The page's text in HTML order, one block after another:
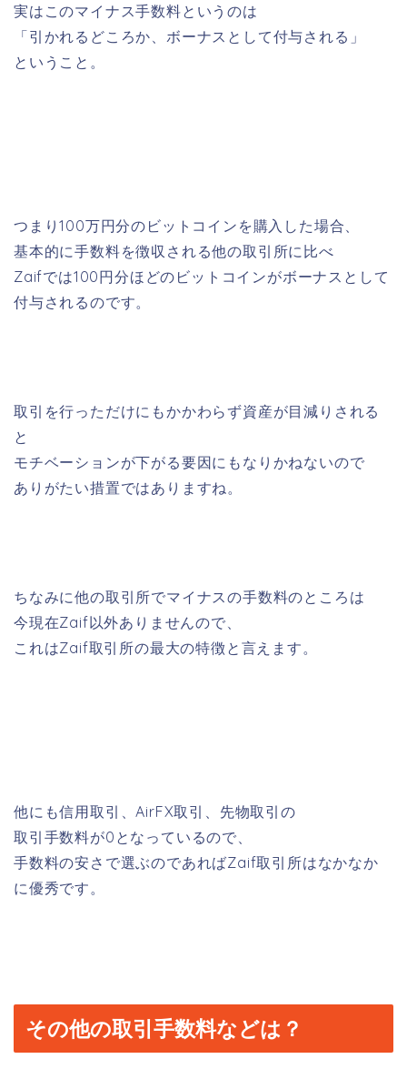
実はこのマイナス手数料というのは
「引かれるどころか、ボーナスとして付与される」
ということ。
つまり100万円分のビットコインを購入した場合、
基本的に手数料を徴収される他の取引所に比べ
Zaifでは100円分ほどのビットコインがボーナスとして
付与されるのです。
取引を行っただけにもかかわらず資産が目減りされる
と
モチベーションが下がる要因にもなりかねないので
ありがたい措置ではありますね。
ちなみに他の取引所でマイナスの手数料のところは
今現在Zaif以外ありませんので、
これはZaif取引所の最大の特徴と言えます。
他にも信用取引、AirFX取引、先物取引の
取引手数料が0となっているので、
手数料の安さで選ぶのであればZaif取引所はなかなか
に優秀です。
その他の取引手数料などは？